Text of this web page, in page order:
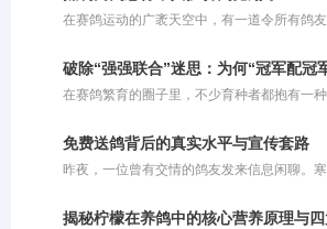
在赛鸽运动的广袤天空中，有一道令所有鸽
的行径，不仅践踏了体育竞技的公平底线，
度上被严厉禁止。
破除“强强联合”迷思：为何“冠军配冠
在赛鸽繁育的圈子里，不少育种者都抱有一
级战将。在他们的惯性思维中，父母双方均
峰实力，子代自然应当集齐双方优势。可惜
这种盲目自信当头棒喝。那些头顶“双冠”光
里决赛的征途，往往如同泥牛入海，再无归期
免费送鸽背后的真实水平与宣传套路
昨夜，一位曾有交情的鸽友发来信息闲聊。
费提供给鸽友交费参赛，唯一的要求就是把
揭秘柠檬在养鸽中的核心营养原理与